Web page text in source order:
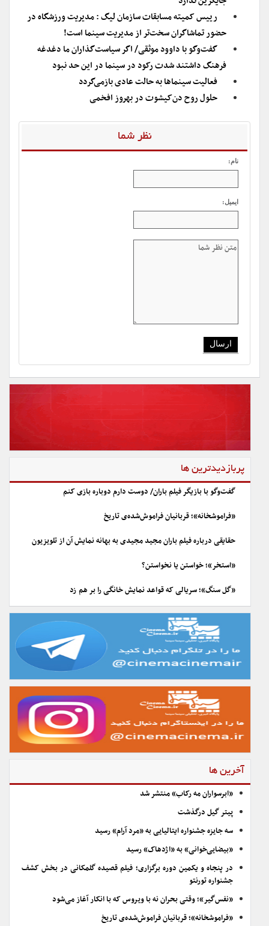
رییس کمیته مسابقات سازمان لیگ : مدیریت ورزشگاه در
حضور تماشاگران سخت‌تر از مدیریت سینما است!
گفت‌وگو با داوود موثقی/ اگر سیاست‌گذاران ما دغدغه
فرهنگ داشتند شدت رکود در سینما در این حد نبود
فعالیت سینماها به حالت عادی بازمی‌گردد
حلول روح دن‌‌کیشوت در بهروز افخمی
نظر شما
نام:
ایمیل:
پربازدیدترین ها
گفت‌وگو با بازیگر فیلم باران/ دوست دارم دوباره بازی کنم
«فراموشخانه»؛ قربانیان فراموش‌شده‌ی تاریخ
حقایقی درباره فیلم باران مجید مجیدی به بهانه نمایش آن از تلویزیون
«استخر»؛ خواستن یا نخواستن؟
«گل سنگ»؛ سریالی که قواعد نمایش خانگی را بر هم زد
آخرین ها
«ابرسواران مه رکاب» منتشر شد
پیتر گیل درگذشت
سه جایزه جشنواره ایتالیایی به «مرد آرام» رسید
«بیضایی‌خوانی» به «اژدهاک» رسید
در پنجاه و یکمین دوره برگزاری؛ فیلم قصیده گلمکانی در بخش کشف
جشنواره تورنتو
«نفس‌گیر»؛ وقتی بحران نه با ویروس که با انکار آغاز می‌شود
«فراموشخانه»؛ قربانیان فراموش‌شده‌ی تاریخ